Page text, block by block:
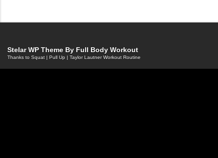
Stelar WP Theme By Full Body Workout
Thanks to Squat | Pull Up | Taylor Lautner Workout Routine